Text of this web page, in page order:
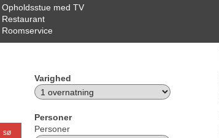
Opholdsstue med TV
Restaurant
Roomservice
sø
Varighed
Personer
Personer